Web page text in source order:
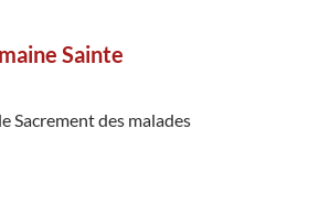
Sainte
Sacrement des malades